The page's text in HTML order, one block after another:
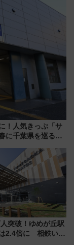
！人気きっぷ「サ
に千葉県を巡るな
突破！ゆめが丘駅
2.4倍に 相鉄いず